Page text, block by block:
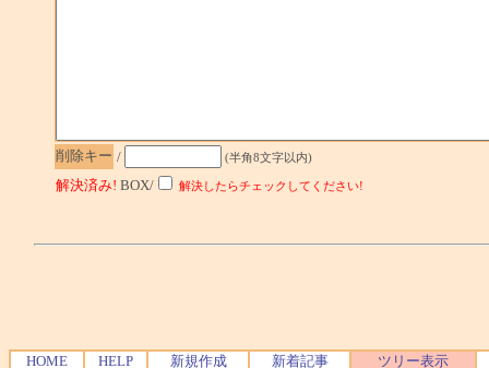
削除キー / (半角8文字以内)
解決済み! BOX/ 解決したらチェックしてください!
HOME HELP 新規作成 新着記事 ツリー表示